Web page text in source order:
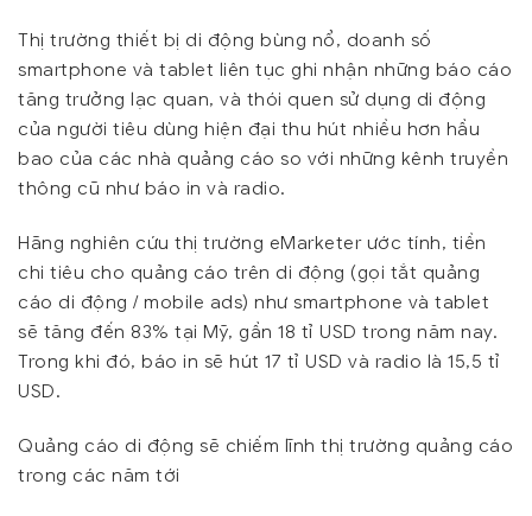
Thị trường thiết bị di động bùng nổ, doanh số
smartphone và tablet liên tục ghi nhận những báo cáo
tăng trưởng lạc quan, và thói quen sử dụng di động
của người tiêu dùng hiện đại thu hút nhiều hơn hầu
bao của các nhà quảng cáo so với những kênh truyền
thông cũ như báo in và radio.
Hãng nghiên cứu thị trường eMarketer ước tính, tiền
chi tiêu cho quảng cáo trên di động (gọi tắt quảng
cáo di động / mobile ads) như smartphone và tablet
sẽ tăng đến 83% tại Mỹ, gần 18 tỉ USD trong năm nay.
Trong khi đó, báo in sẽ hút 17 tỉ USD và radio là 15,5 tỉ
USD.
Quảng cáo di động sẽ chiếm lĩnh thị trường quảng cáo
trong các năm tới